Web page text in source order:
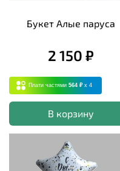
Букет Алые паруса
2 150 ₽
Плати частями 564 ₽ x 4
В корзину